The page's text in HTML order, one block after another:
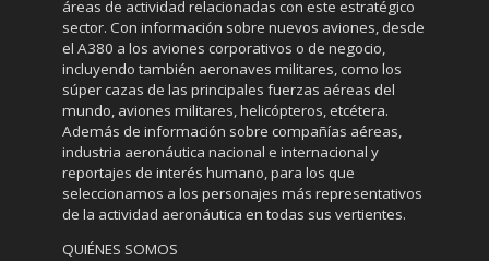
áreas de actividad relacionadas con este estratégico
sector. Con información sobre nuevos aviones, desde
el A380 a los aviones corporativos o de negocio,
incluyendo también aeronaves militares, como los
súper cazas de las principales fuerzas aéreas del
mundo, aviones militares, helicópteros, etcétera.
Además de información sobre compañías aéreas,
industria aeronáutica nacional e internacional y
reportajes de interés humano, para los que
seleccionamos a los personajes más representativos
de la actividad aeronáutica en todas sus vertientes.
QUIÉNES SOMOS